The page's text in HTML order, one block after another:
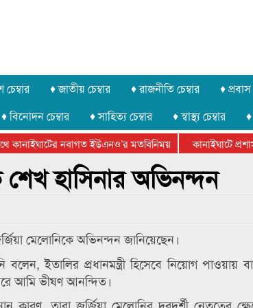
♦ জাতীয় চেম্বার ♦ রাজনীতি চেম্বার ♦ প্রবাস
♦ বিনোদন চেম্বার ♦ সাহিত্য চেম্বার ♦ স্বাস্থ্য চেম্বার
নবাগত ইউএনও’র মতবিনিময় কানাইঘাটে
বিভাগীয় অভিনয় কর্মশালা সম্পন্ন
শেখ হাসিনার অভিনন্দন
জর্জিয়া মেলোনিকে অভিনন্দন জানিয়েছেন।
ইতালির প্রধানমন্ত্রী হিসেবে নিয়োগ পাওয়ায়
আমি ভীষণ আনন্দিত।